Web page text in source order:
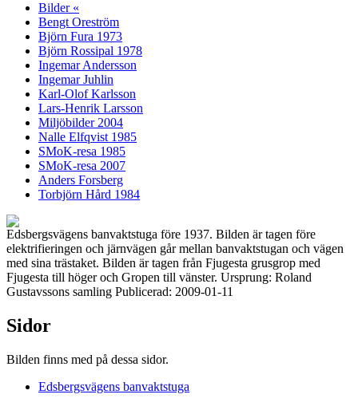
Bilder «
Bengt Oreström
Björn Fura 1973
Björn Rossipal 1978
Ingemar Andersson
Ingemar Juhlin
Karl-Olof Karlsson
Lars-Henrik Larsson
Miljöbilder 2004
Nalle Elfqvist 1985
SMoK-resa 1985
SMoK-resa 2007
Anders Forsberg
Torbjörn Hård 1984
Edsbergsvägens banvaktstuga före 1937. Bilden är tagen före
elektrifieringen och järnvägen går mellan banvaktstugan och vägen
med sina trästaket. Bilden är tagen från Fjugesta grusgrop med
Fjugesta till höger och Gropen till vänster. Ursprung: Roland
Gustavssons samling Publicerad: 2009-01-11
Sidor
Bilden finns med på dessa sidor.
Edsbergsvägens banvaktstuga